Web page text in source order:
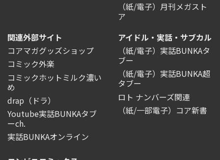
（紙/電子）月刊メガスト
ア
関連外部サイト
コアマガグッズショップ
コミック外楽
コミックホットミルク濃い
め
drap（ドラ）
Youtube実話BUNKAタブ
ーch.
実話BUNKAオンライン
アイドル・実話・サブカル
（紙/電子）実話BUNKAタ
ブー
（紙/電子）実話BUNKA超
タブー
ロト ナンバーズ関連
（紙/一部電子）コア新書